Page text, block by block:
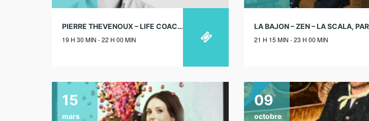
PIERRE THEVENOUX – LIFE COACH – LE RÉPUBLIQUE, PARS – 28/05/2026
19 H 30 MIN - 22 H 00 MIN
21 H 15 MIN - 23 H 00 MIN
15
mars
09
octobre